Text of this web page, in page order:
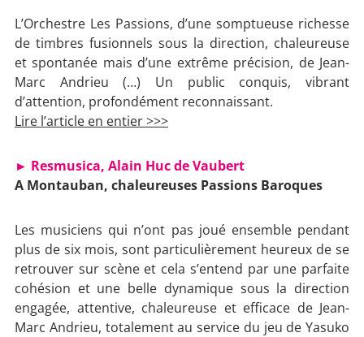
L’Orchestre Les Passions, d’une somptueuse richesse
de timbres fusionnels sous la direction, chaleureuse
et spontanée mais d’une extrême précision, de Jean-
Marc Andrieu (…) Un public conquis, vibrant
d’attention, profondément reconnaissant.
Lire l’article en entier >>>
► Resmusica, Alain Huc de Vaubert
A Montauban, chaleureuses Passions Baroques
Les musiciens qui n’ont pas joué ensemble pendant
plus de six mois, sont particulièrement heureux de se
retrouver sur scène et cela s’entend par une parfaite
cohésion et une belle dynamique sous la direction
engagée, attentive, chaleureuse et efficace de Jean-
Marc Andrieu, totalement au service du jeu de Yasuko